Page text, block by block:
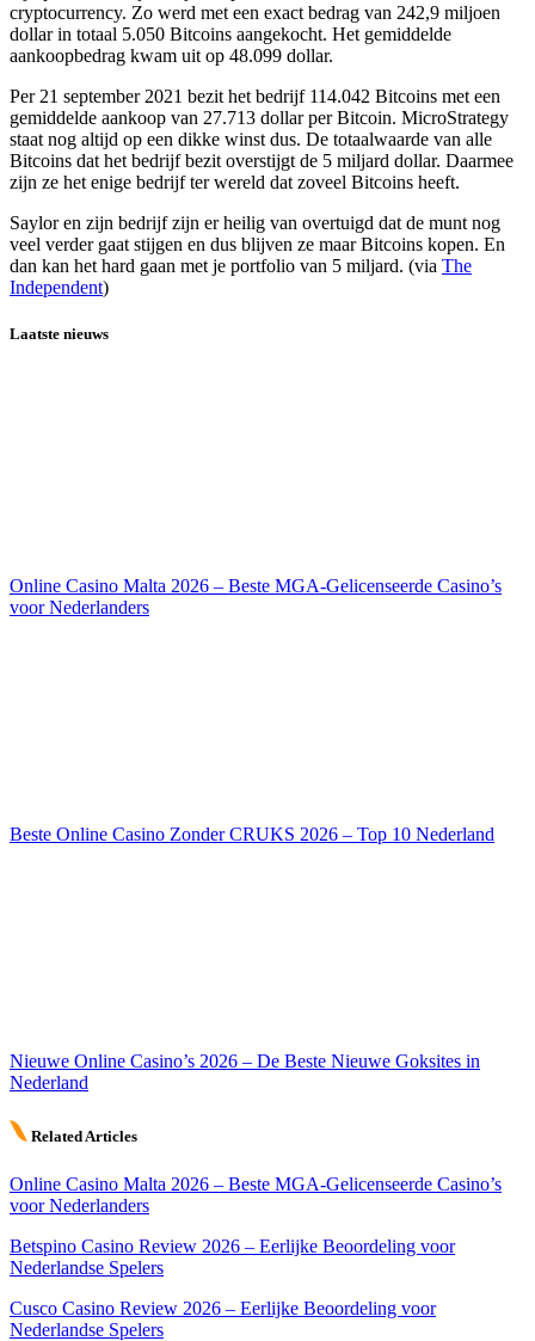
cryptocurrency. Zo werd met een exact bedrag van 242,9 miljoen
dollar in totaal 5.050 Bitcoins aangekocht. Het gemiddelde
aankoopbedrag kwam uit op 48.099 dollar.
Per 21 september 2021 bezit het bedrijf 114.042 Bitcoins met een
gemiddelde aankoop van 27.713 dollar per Bitcoin. MicroStrategy
staat nog altijd op een dikke winst dus. De totaalwaarde van alle
Bitcoins dat het bedrijf bezit overstijgt de 5 miljard dollar. Daarmee
zijn ze het enige bedrijf ter wereld dat zoveel Bitcoins heeft.
Saylor en zijn bedrijf zijn er heilig van overtuigd dat de munt nog
veel verder gaat stijgen en dus blijven ze maar Bitcoins kopen. En
dan kan het hard gaan met je portfolio van 5 miljard. (via The
Independent)
Laatste nieuws
Online Casino Malta 2026 – Beste MGA-Gelicenseerde Casino’s
voor Nederlanders
Beste Online Casino Zonder CRUKS 2026 – Top 10 Nederland
Nieuwe Online Casino’s 2026 – De Beste Nieuwe Goksites in
Nederland
Related Articles
Online Casino Malta 2026 – Beste MGA-Gelicenseerde Casino’s
voor Nederlanders
Betspino Casino Review 2026 – Eerlijke Beoordeling voor
Nederlandse Spelers
Cusco Casino Review 2026 – Eerlijke Beoordeling voor
Nederlandse Spelers